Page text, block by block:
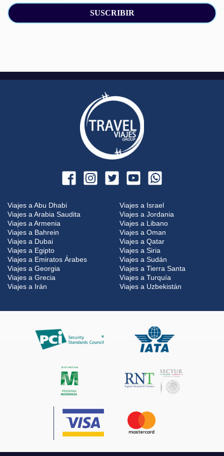
SUSCRIBIR
Viajes a Abu Dhabi
Viajes a Arabia Saudita
Viajes a Armenia
Viajes a Bahrein
Viajes a Dubai
Viajes a Egipto
Viajes a Emiratos Árabes
Viajes a Georgia
Viajes a Grecia
Viajes a Irán
Viajes a Israel
Viajes a Jordania
Viajes a Libano
Viajes a Oman
Viajes a Qatar
Viajes a Siria
Viajes a Sudán
Viajes a Tierra Santa
Viajes a Turquía
Viajes a Uzbekistán